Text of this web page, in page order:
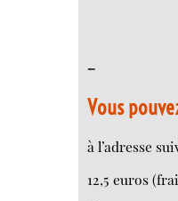
–
Vous
à l’adresse
12,5 euros